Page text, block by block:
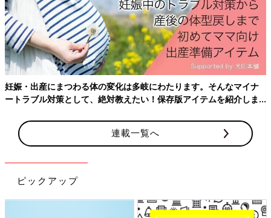
てから初めて知り、「子どもがいることで、こんなにも世界が広
がるんだな」と、しみじみ感じました。
――育児にはすぐ慣れましたか？
鮫川 いいえ。私は一人っ子で、小さい子の面倒を見たことも無
くて、しかも初めての子育てだったので、おむつ替えも慣れてい
ないし、抱っこするのも「落としちゃいそう」とこわごわと抱っ
仕事を退職して里子を迎えたのですが、それまでの生活が一変し
きり。常にその子から目が離せない緊張感にさらされて…。おか
げでたったの3カ月で7キロのダイエットに成功しちゃいました。
控えていたせいかもしれませんが（笑）。
妊娠・出産にまつわる体の変化は多岐にわたります。そんなマイナ
ートラブル対策として、絶対教えたい！保存版アイテムを紹介しま
連載一覧へ
ピックアップ